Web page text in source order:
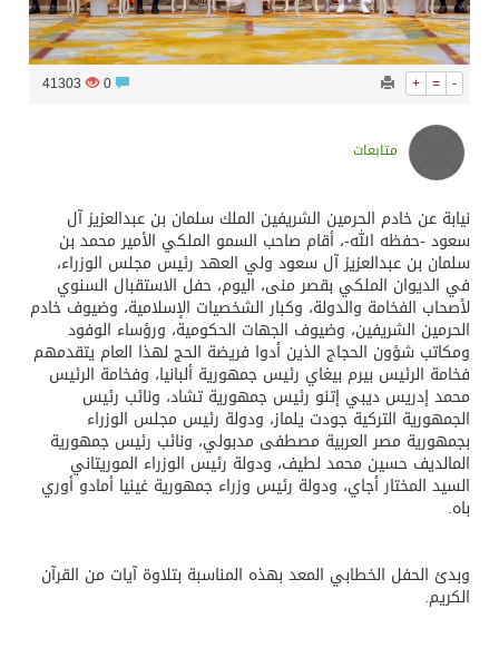
+ = -
41303
متابعات
نيابة عن خادم الحرمين الشريفين الملك سلمان بن عبدالعزيز آل
سعود -حفظه الله-، أقام صاحب السمو الملكي الأمير محمد بن
سلمان بن عبدالعزيز آل سعود ولي العهد رئيس مجلس الوزراء،
في الديوان الملكي بقصر منى، اليوم، حفل الاستقبال السنوي
لأصحاب الفخامة والدولة، وكبار الشخصيات الإسلامية، وضيوف خادم
الحرمين الشريفين، وضيوف الجهات الحكومية، ورؤساء الوفود
ومكاتب شؤون الحجاج الذين أدوا فريضة الحج لهذا العام يتقدمهم
فخامة الرئيس بيرم بيغاي رئيس جمهورية ألبانيا، وفخامة الرئيس
محمد إدريس ديبي إتنو رئيس جمهورية تشاد، ونائب رئيس
الجمهورية التركية جودت يلماز، ودولة رئيس مجلس الوزراء
بجمهورية مصر العربية مصطفى مدبولي، ونائب رئيس جمهورية
المالديف حسين محمد لطيف، ودولة رئيس الوزراء الموريتاني
السيد المختار أجاي، ودولة رئيس وزراء جمهورية غينيا أمادو أوري
باه.
وبدئ الحفل الخطابي المعد بهذه المناسبة بتلاوة آيات من القرآن
الكريم.